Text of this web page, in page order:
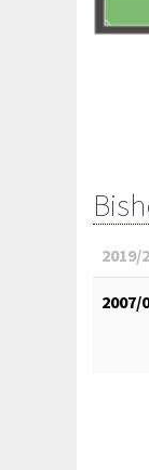
2019/
2007/